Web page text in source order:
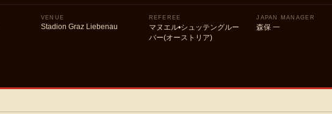
VENUE
Stadion Graz Liebenau
REFEREE
マヌエル•シュッテングルー
バー(オーストリア)
JAPAN MANAGER
森保 一